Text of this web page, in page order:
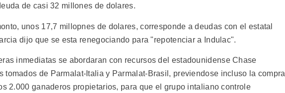
de casi 32 millones de dolares.
unos 17,7 millopnes de dolares, corresponde a deudas con el estatal
dijo que se esta renegociando para "repotenciar a Indulac".
inmediatas se abordaran con recursos del estadounidense Chase
tomados de Parmalat-Italia y Parmalat-Brasil, previendose incluso la compra
2.000 ganaderos propietarios, para que el grupo intaliano controle